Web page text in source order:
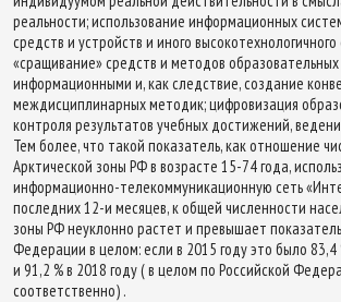
реальности; использование информационных
средств и устройств и иного
«сращивание» средств и методов образовательных
информационными и, как следствие, создание
междисциплинарных методик; цифровизация
контроля результатов учебных достижений,
Тем более, что такой показатель, как отношение
Арктической зоны РФ в возрасте 15-74 года,
информационно-телекоммуникационную сеть
последних 12-и месяцев, к общей численности
зоны РФ неуклонно растет и превышает
Федерации в целом: если в 2015 году это было 83,4
и 91,2 % в 2018 году ( в целом по Российской
соответственно) .